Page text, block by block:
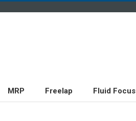
MRP Freelap Fluid Focus